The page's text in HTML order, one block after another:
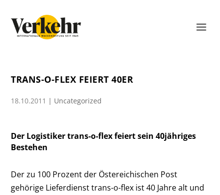
TRANS-O-FLEX FEIERT 40ER
18.10.2011 | Uncategorized
Der Logistiker trans-o-flex feiert sein 40jähriges
Bestehen
Der zu 100 Prozent der Östereichischen Post
gehörige Lieferdienst trans-o-flex ist 40 Jahre alt und